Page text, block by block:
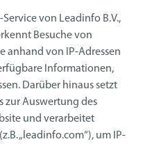
von Leadinfo B.V.,
Besuche von
anhand von IP-Adressen
Informationen,
Darüber hinaus setzt
zur Auswertung des
und verarbeitet
„leadinfo.com“), um IP-